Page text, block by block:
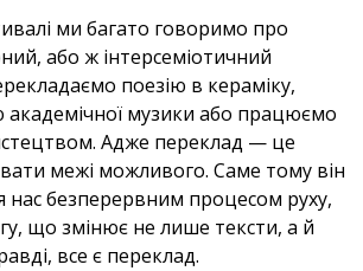
ми багато говоримо про
або ж інтерсеміотичний
поезію в кераміку,
музики або працюємо
Адже переклад — це
межі можливого. Саме тому він
нас безперервним процесом руху,
що змінює не лише тексти, а й
все є переклад.